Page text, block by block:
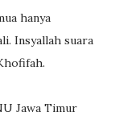
hanya
Insyallah suara
Jawa Timur